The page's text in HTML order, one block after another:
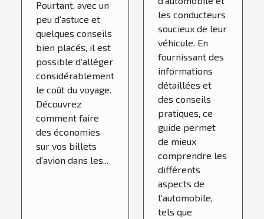
Pourtant, avec un
peu d'astuce et
quelques conseils
bien placés, il est
possible d'alléger
considérablement
le coût du voyage.
Découvrez
comment faire
des économies
sur vos billets
d'avion dans les...
les conducteurs
soucieux de leur
véhicule. En
fournissant des
informations
détaillées et
des conseils
pratiques, ce
guide permet
de mieux
comprendre les
différents
aspects de
l'automobile,
tels que